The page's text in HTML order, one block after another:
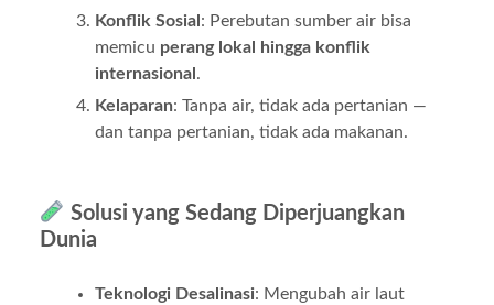
Konflik Sosial : Perebutan sumber air bisa
memicu perang lokal hingga konflik
internasional .
Kelaparan: Tanpa air, tidak ada pertanian —
dan tanpa pertanian, tidak ada makanan.
Solusi yang Sedang Diperjuangkan
Dunia
Teknologi Desalinasi: Mengubah air laut